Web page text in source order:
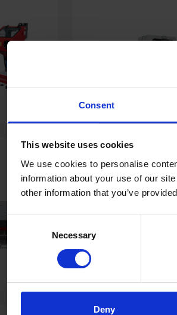
Consent
This website uses cookies
We use cookies to personalise
information about your use of our
other information that you’ve
Consent
Selection
Necessary
Deny